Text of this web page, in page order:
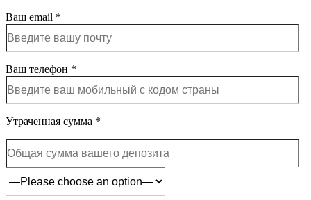
Ваш email *
Ваш телефон *
Утраченная сумма *